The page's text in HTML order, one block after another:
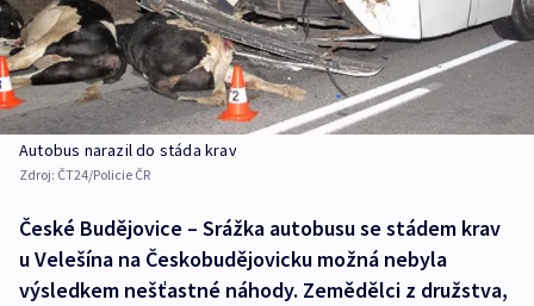
Autobus narazil do stáda krav
Zdroj: ČT24/Policie ČR
České Budějovice – Srážka autobusu se stádem krav
u Velešína na Českobudějovicku možná nebyla
výsledkem nešťastné náhody. Zemědělci z družstva,